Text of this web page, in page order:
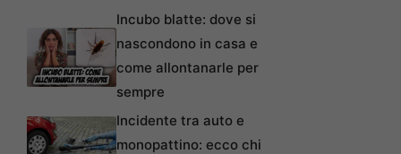
Incubo blatte: dove si
nascondono in casa e
come allontanarle per
sempre
Incidente tra auto e
monopattino: ecco chi